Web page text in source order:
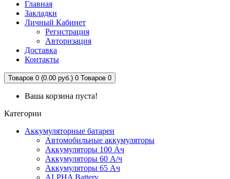
Главная
Закладки
Личный Кабинет
Регистрация
Авторизация
Доставка
Контакты
Товаров 0 (0.00 руб.) 0 Товаров 0
Ваша корзина пуста!
Категории
Аккумуляторные батареи
Автомобильные аккумуляторы
Аккумуляторы 100 Ач
Аккумуляторы 60 А/ч
Аккумуляторы 65 Ач
ALPHA Battery